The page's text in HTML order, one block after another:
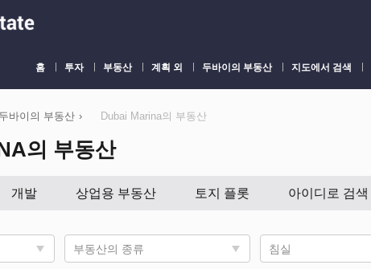
홈 투자 부동산 계획 외 두바이의 부동산 지도에서 검색
두바이의 부동산 › Dubai Marina의 부동산
의 부동산
개발 상업용 부동산 토지 플롯 아이디로 검색
부동산의 종류 침실